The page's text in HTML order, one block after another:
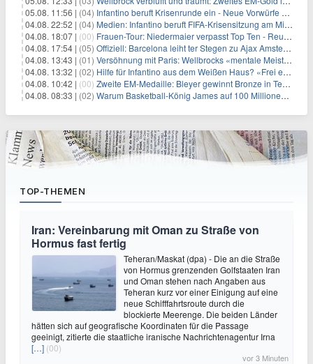
05.08. 11:56 | (04) Infantino beruft Krisenrunde ein - Neue Vorwürfe gegen FIFA
04.08. 22:52 | (04) Medien: Infantino beruft FIFA-Krisensitzung am Mittwoch ein
04.08. 18:07 | (00) Frauen-Tour: Niedermaier verpasst Top Ten - Reusser siegt
04.08. 17:54 | (05) Offiziell: Barcelona leiht ter Stegen zu Ajax Amsterdam aus
04.08. 13:43 | (01) Versöhnung mit Paris: Wellbrocks «mentale Meisterleistung»
04.08. 13:32 | (02) Hilfe für Infantino aus dem Weißen Haus? «Frei erfunden»
04.08. 10:42 | (00) Zweite EM-Medaille: Bleyer gewinnt Bronze in Technischer Kür
04.08. 08:33 | (02) Warum Basketball-König James auf 100 Millionen verzichtet
TOP-THEMEN
Iran: Vereinbarung mit Oman zu Straße von
Hormus fast fertig
Teheran/Maskat (dpa) - Die an die Straße
von Hormus grenzenden Golfstaaten Iran
und Oman stehen nach Angaben aus
Teheran kurz vor einer Einigung auf eine
neue Schifffahrtsroute durch die
blockierte Meerenge. Die beiden Länder
hätten sich auf geografische Koordinaten für die Passage
geeinigt, zitierte die staatliche iranische Nachrichtenagentur Irna
[…] (00)
vor 3 Minuten